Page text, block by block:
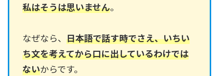
私はそうは思いません。
なぜなら、 日本語で話す時でさえ、いちい
ち文を考えてから口に出しているわけでは
ないからです。